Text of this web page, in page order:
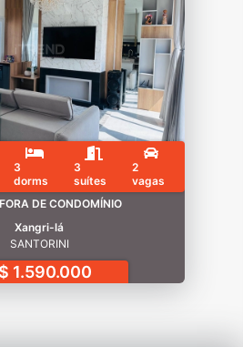
3
dorms
3
suítes
2
vagas
DE CONDOMÍNIO
Xangri-lá
SANTORINI
1.590.000